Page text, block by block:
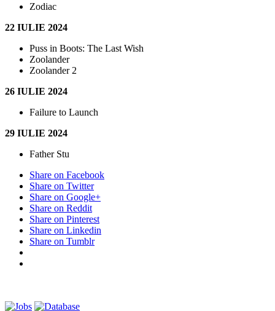
Zodiac
22 IULIE 2024
Puss in Boots: The Last Wish
Zoolander
Zoolander 2
26 IULIE 2024
Failure to Launch
29 IULIE 2024
Father Stu
Share on Facebook
Share on Twitter
Share on Google+
Share on Reddit
Share on Pinterest
Share on Linkedin
Share on Tumblr